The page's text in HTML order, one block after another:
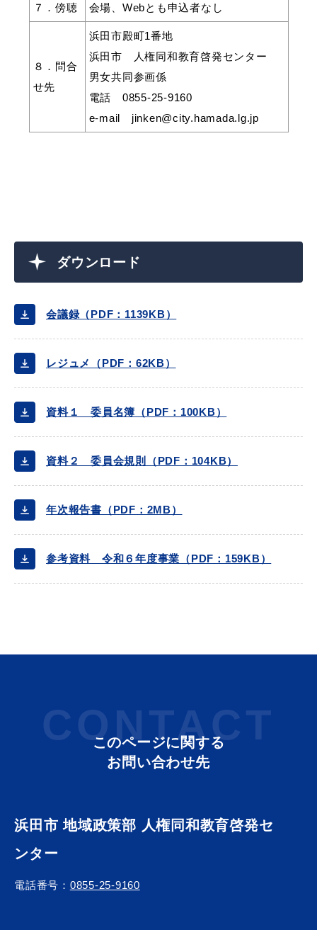
教育
引っ越し・住まい 就職・退職
目的から探す
届出・証明
便利なサービス
気象情報リンク集
７．傍聴 会場、Webとも申込者なし
８．問合
せ先
浜田市殿町1番地
浜田市 人権同和教育啓発センター
男女共同参画係
電話 0855-25-9160
e-mail jinken@city.hamada.lg.jp
ダウンロード
会議録（PDF：1139KB）
レジュメ（PDF：62KB）
資料１ 委員名簿（PDF：100KB）
資料２ 委員会規則（PDF：104KB）
年次報告書（PDF：2MB）
参考資料 令和６年度事業（PDF：159KB）
CONTACT
このページに関する
お問い合わせ先
浜田市 地域政策部 人権同和教育啓発セ
ンター
電話番号： 0855-25-9160